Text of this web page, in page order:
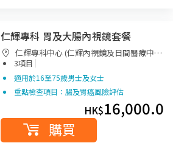
仁輝專科 胃及大腸內視鏡套餐
心)
3項目 |
適用於16至75歲男士及女士
重點檢查項目：腸及胃癌風險評估
HK$16,000.0
購買